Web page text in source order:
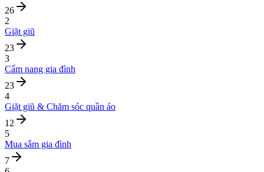
26
2
Giặt giũ
23
3
Cẩm nang gia đình
23
4
Giặt giũ & Chăm sóc quần áo
12
5
Mua sắm gia đình
7